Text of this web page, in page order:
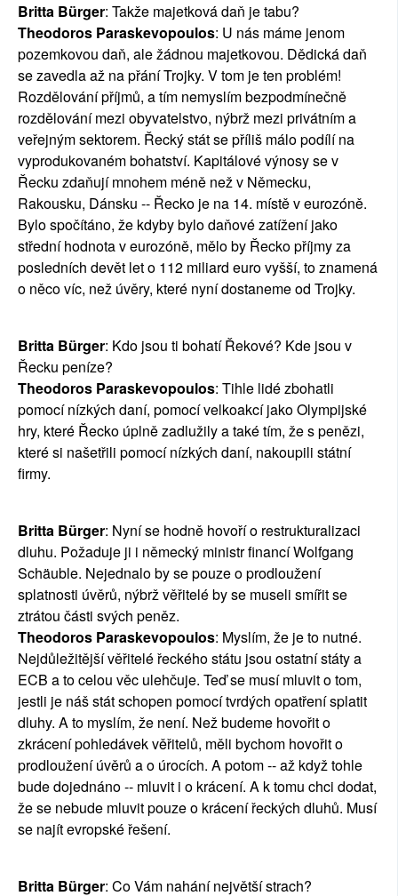
Britta Bürger: Takže majetková daň je tabu?
Theodoros Paraskevopoulos: U nás máme jenom
pozemkovou daň, ale žádnou majetkovou. Dědická daň
se zavedla až na přání Trojky. V tom je ten problém!
Rozdělování příjmů, a tím nemyslím bezpodmínečně
rozdělování mezi obyvatelstvo, nýbrž mezi privátním a
veřejným sektorem. Řecký stát se příliš málo podílí na
vyprodukovaném bohatství. Kapitálové výnosy se v
Řecku zdaňují mnohem méně než v Německu,
Rakousku, Dánsku -- Řecko je na 14. místě v eurozóně.
Bylo spočítáno, že kdyby bylo daňové zatížení jako
střední hodnota v eurozóně, mělo by Řecko příjmy za
posledních devět let o 112 miliard euro vyšší, to znamená
o něco víc, než úvěry, které nyní dostaneme od Trojky.
Britta Bürger: Kdo jsou ti bohatí Řekové? Kde jsou v
Řecku peníze?
Theodoros Paraskevopoulos: Tihle lidé zbohatli
pomocí nízkých daní, pomocí velkoakcí jako Olympijské
hry, které Řecko úplně zadlužily a také tím, že s penězi,
které si našetřili pomocí nízkých daní, nakoupili státní
firmy.
Britta Bürger: Nyní se hodně hovoří o restrukturalizaci
dluhu. Požaduje ji i německý ministr financí Wolfgang
Schäuble. Nejednalo by se pouze o prodloužení
splatnosti úvěrů, nýbrž věřitelé by se museli smířit se
ztrátou části svých peněz.
Theodoros Paraskevopoulos: Myslím, že je to nutné.
Nejdůležitější věřitelé řeckého státu jsou ostatní státy a
ECB a to celou věc ulehčuje. Teď se musí mluvit o tom,
jestli je náš stát schopen pomocí tvrdých opatření splatit
dluhy. A to myslím, že není. Než budeme hovořit o
zkrácení pohledávek věřitelů, měli bychom hovořit o
prodloužení úvěrů a o úrocích. A potom -- až když tohle
bude dojednáno -- mluvit i o krácení. A k tomu chci dodat,
že se nebude mluvit pouze o krácení řeckých dluhů. Musí
se najít evropské řešení.
Britta Bürger: Co Vám nahání největší strach?